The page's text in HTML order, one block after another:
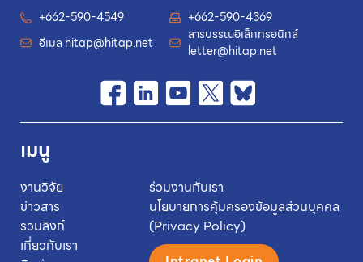
+662-590-4549
+662-590-4369
อีเมล hitap@hitap.net
สารบรรณอิเล็กทรอนิกส์
letter@hitap.net
เมนู
งานวิจัย
ข่าวสาร
รวมลิงก์
เกี่ยวกับเรา
ร่วมงานกับเรา
นโยบายการคุ้มครองข้อมูลส่วนบุคคล
(Privacy Policy)